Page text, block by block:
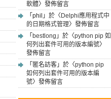
軟體〉發佈留言
「 phil 」於〈Delphi應用程式中
的日期格式管理〉發佈留言
「 bestlong 」於〈python pip 如
何列出套件可用的版本編號〉
發佈留言
「 匿名訪客 」於〈python pip
如何列出套件可用的版本編
號〉發佈留言